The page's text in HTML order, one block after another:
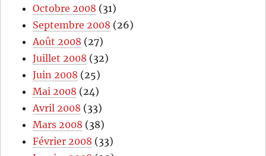
Octobre 2008 (31)
Septembre 2008 (26)
Août 2008 (27)
Juillet 2008 (32)
Juin 2008 (25)
Mai 2008 (24)
Avril 2008 (33)
Mars 2008 (38)
Février 2008 (33)